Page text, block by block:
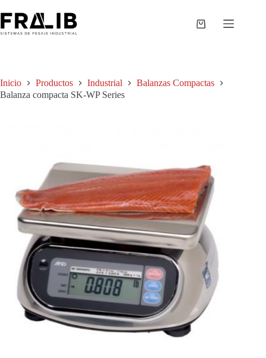
al
contenido
Shopping
Inicio Productos Industrial
Balanzas Compactas
Balanza compacta SK-WP Series